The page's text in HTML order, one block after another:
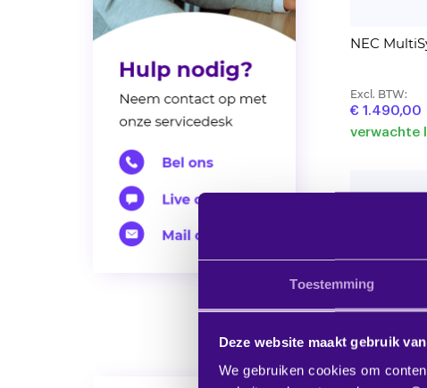
Toestemming
Deze website maakt gebruik
We gebruiken cookies om
NEC
Excl. BTW:
€ 1.490,00
verwachte